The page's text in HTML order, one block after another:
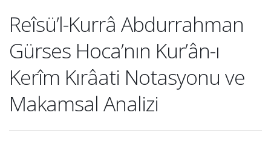
Reîsü’l-Kurrâ Abdurrahman
Gürses Hoca’nın Kur’ân-ı
Kerîm Kırâati Notasyonu ve
Makamsal Analizi